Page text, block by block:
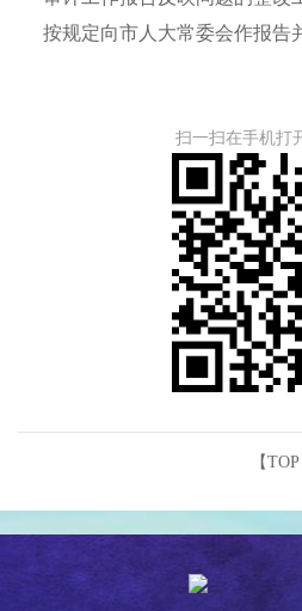
按规定向市人大常委会作报告
扫一扫在手机打
【TOP